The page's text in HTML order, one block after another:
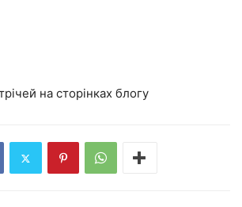
на сторінках блогу